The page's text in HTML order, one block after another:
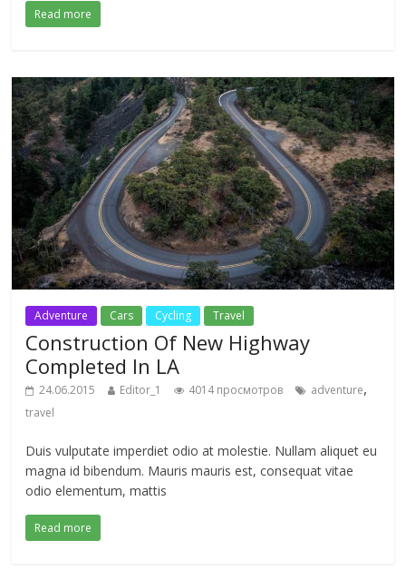
Read more
Adventure Cars Cycling Travel
Construction Of New Highway
Completed In LA
24.06.2015 Editor_1 4014 просмотров adventure,
travel
Duis vulputate imperdiet odio at molestie. Nullam aliquet eu
magna id bibendum. Mauris mauris est, consequat vitae
odio elementum, mattis
Read more